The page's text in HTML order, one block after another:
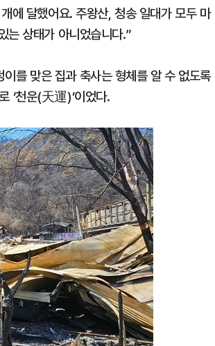
에 달했어요. 주왕산, 청송 일대가 모두 마
는 상태가 아니었습니다.”
를 맞은 집과 축사는 형체를 알 수 없도록
‘천운(天運)’이었다.